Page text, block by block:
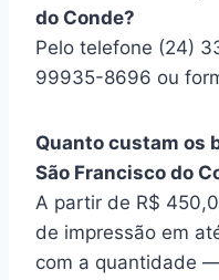
do Conde?
Pelo telefone (24)
99935-8696 ou
Quanto custam os
São Francisco do
A partir de R$
de impressão em
com a quantidade